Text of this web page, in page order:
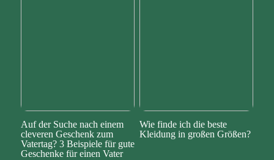
Auf der Suche nach einem
cleveren Geschenk zum
Vatertag? 3 Beispiele für gute
Geschenke für einen Vater
Wie finde ich die beste
Kleidung in großen Größen?